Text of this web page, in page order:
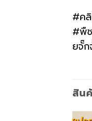
#ค
#พื
ยจั๊
สิน